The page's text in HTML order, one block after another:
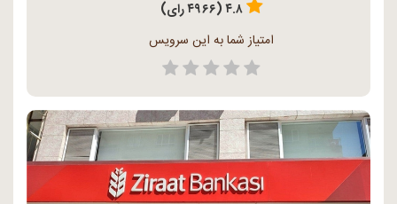
۴.۸ (۴۹۶۶ رای)
امتیاز شما به این سرویس